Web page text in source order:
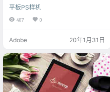
平板PS样机
407 0
Adobe 20年1月31日